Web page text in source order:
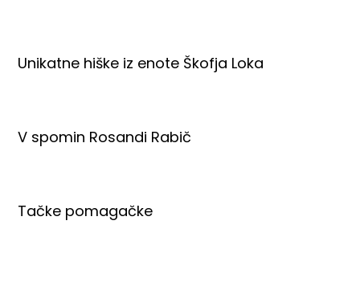
Unikatne hiške iz enote Škofja Loka
V spomin Rosandi Rabič
Tačke pomagačke